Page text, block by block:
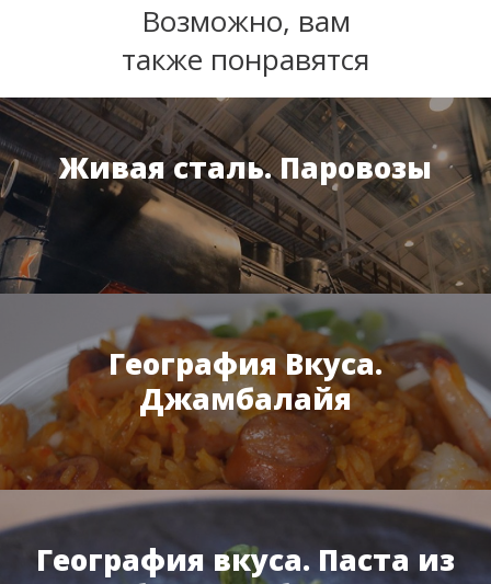
Возможно, вам
также понравятся
Живая сталь. Паровозы
География Вкуса.
Джамбалайя
География вкуса. Паста из